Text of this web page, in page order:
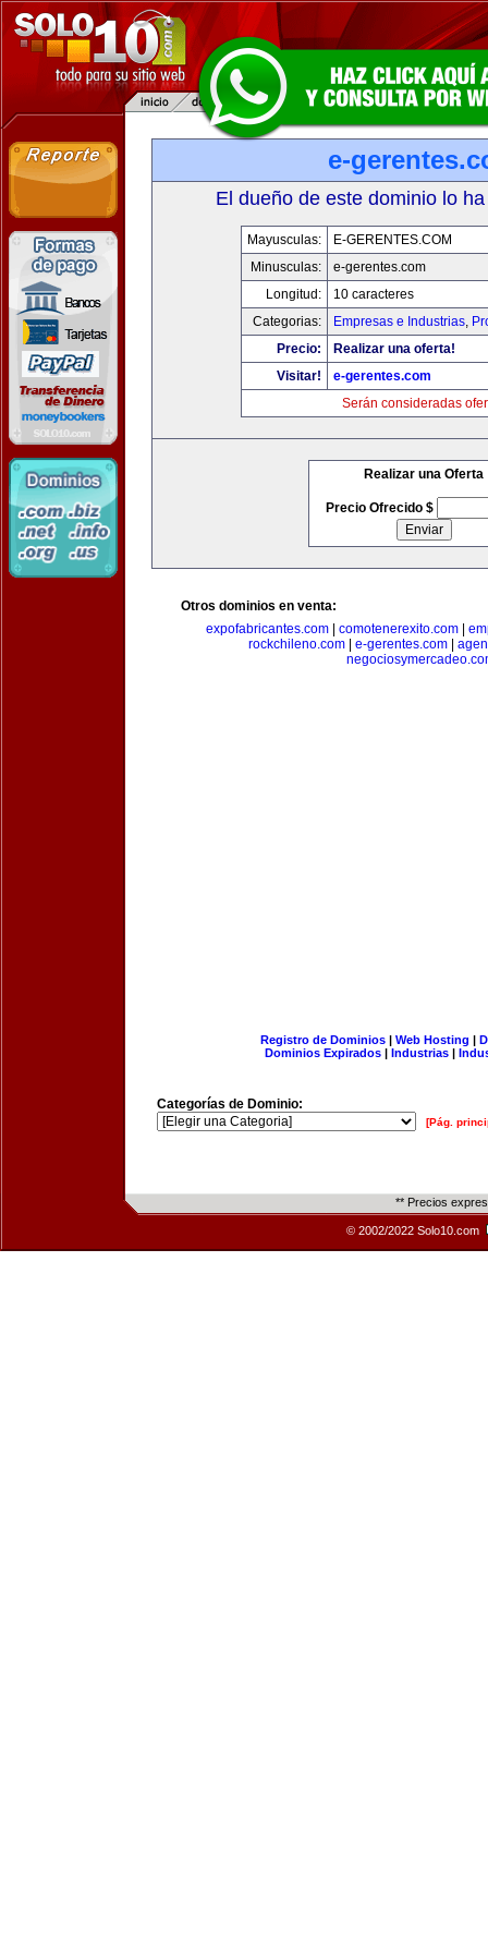
e-
El dueño de este dominio lo
Mayusculas:
E-GERENTES.COM
Minusculas:
e-gerentes.com
Longitud:
10 caracteres
Categorias:
Empresas e Industrias,
Precio:
Realizar una oferta!
Visitar!
e-gerentes.com
Serán consideradas
Realizar una Oferta
Precio Ofrecido $
Otros dominios en venta:
expofabricantes.com| comotenerexito.com|
rockchileno.com| e-gerentes.com|
Registro de Dominios| Web Hosting |
Dominios Expirados | Industrias |
Categorías de Dominio:
[Pág.
** Precios
© 2002/2022 Solo10.com